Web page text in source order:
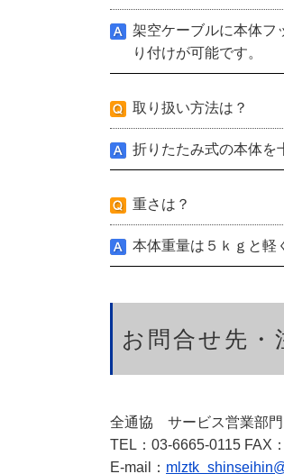
架空ケーブルに本体フ
り付けが可能です。
取り扱い方法は？
折りたたみ式の本体を
重さは？
本体重量は５ｋｇと軽
お問合せ先・
全通協 サービス営業部門
TEL：03-6665-0115 FAX
E-mail：